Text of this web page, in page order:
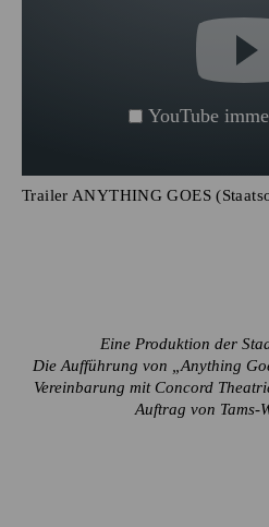
YouTube
Trailer ANYTHING GOES
Eine Produktion der
Die Aufführung von „Anything
Vereinbarung mit Concord
Auftrag von Tams-